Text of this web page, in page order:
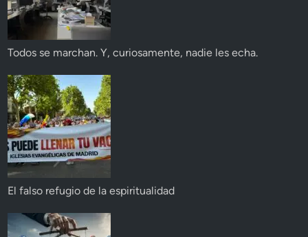
Todos se marchan. Y, curiosamente, nadie les echa.
El falso refugio de la espiritualidad